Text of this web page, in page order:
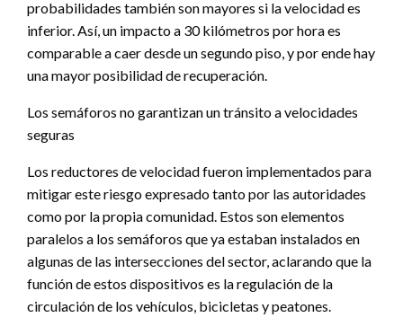
probabilidades también son mayores si la velocidad es
inferior. Así, un impacto a 30 kilómetros por hora es
comparable a caer desde un segundo piso, y por ende hay
una mayor posibilidad de recuperación.
Los semáforos no garantizan un tránsito a velocidades
seguras
Los reductores de velocidad fueron implementados para
mitigar este riesgo expresado tanto por las autoridades
como por la propia comunidad. Estos son elementos
paralelos a los semáforos que ya estaban instalados en
algunas de las intersecciones del sector, aclarando que la
función de estos dispositivos es la regulación de la
circulación de los vehículos, bicicletas y peatones.